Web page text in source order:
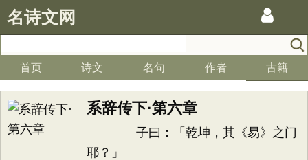
名诗文网
首页 诗文 名句 作者 古籍
系辞传下·第六章
子曰：「乾坤，其《易》之门
耶？」